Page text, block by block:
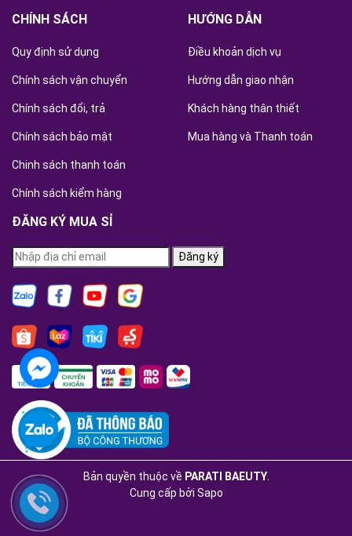
CHÍNH SÁCH
Quy định sử dụng
Chính sách vận chuyển
Chính sách đổi, trả
Chính sách bảo mật
Chinh sách thanh toán
Chính sách kiểm hàng
HƯỚNG DẪN
Điều khoản dịch vụ
Hướng dẫn giao nhận
Khách hàng thân thiết
Mua hàng và Thanh toán
ĐĂNG KÝ MUA SỈ
Đăng ký
Bản quyền thuộc về PARATI BAEUTY.
Cung cấp bởi Sapo